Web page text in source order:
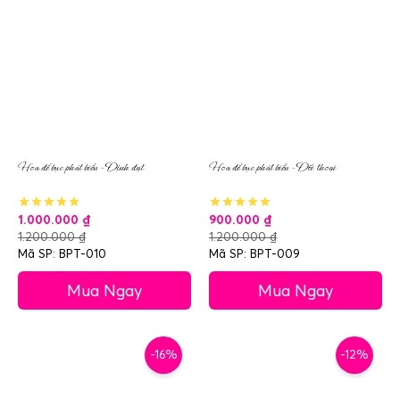
Hoa để bục phát biểu – Định đạt
1.000.000 ₫
1.200.000₫
Mã SP: BPT-010
Mua Ngay
Hoa để bục phát biểu – Đối thoại
900.000 ₫
1.200.000₫
Mã SP: BPT-009
Mua Ngay
-16% -12%